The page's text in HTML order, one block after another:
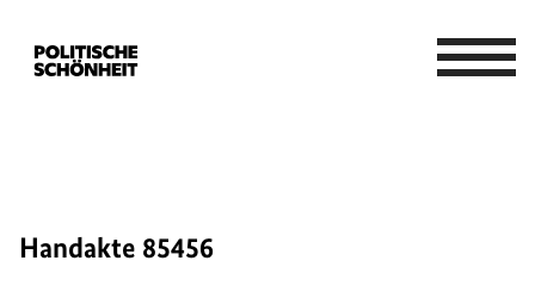
Handakte 85456